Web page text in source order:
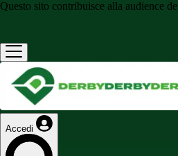
Questo sito contribuisce alla audience de
Accedi